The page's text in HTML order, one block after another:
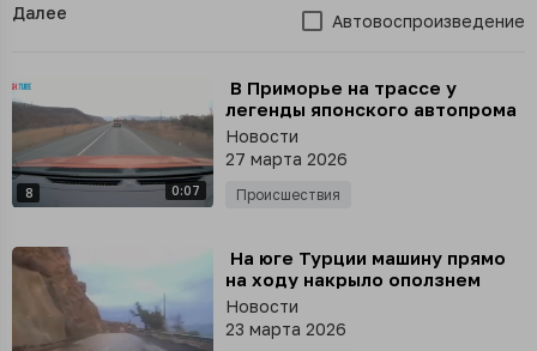
Далее Автовоспроизведение
8 0:07
⁣ В Приморье на трассе у
легенды японского автопрома
Mark ll на полном ходу
отвалился капот и улетел в
Новости
27 марта 2026
Происшествия
⁣ На юге Турции машину прямо
на ходу накрыло оползнем
Новости
23 марта 2026